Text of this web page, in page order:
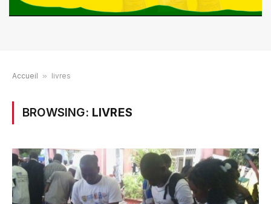
Accueil » livres
BROWSING: LIVRES